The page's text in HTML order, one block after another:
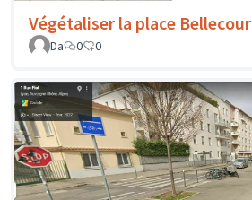
Végétaliser la place Bellecour
Da
0 0